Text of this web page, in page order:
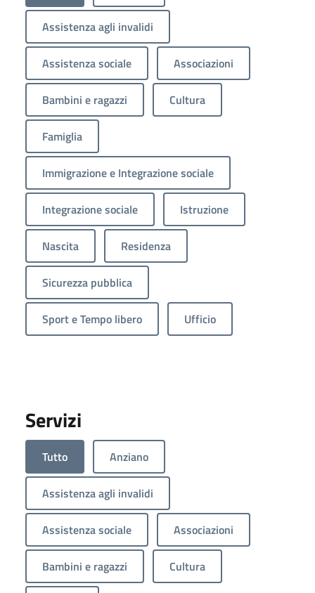
Assistenza agli invalidi
Assistenza sociale Associazioni
Bambini e ragazzi Cultura
Famiglia
Immigrazione e Integrazione sociale
Integrazione sociale Istruzione
Nascita Residenza
Sicurezza pubblica
Sport e Tempo libero Ufficio
Servizi
Tutto Anziano
Assistenza agli invalidi
Assistenza sociale Associazioni
Bambini e ragazzi Cultura